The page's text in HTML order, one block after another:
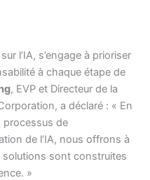
l’IA, s’engage à prioriser
à chaque étape de
, EVP et Directeur de la
a déclaré : « En
processus de
de l’IA, nous offrons à
solutions sont construites
»